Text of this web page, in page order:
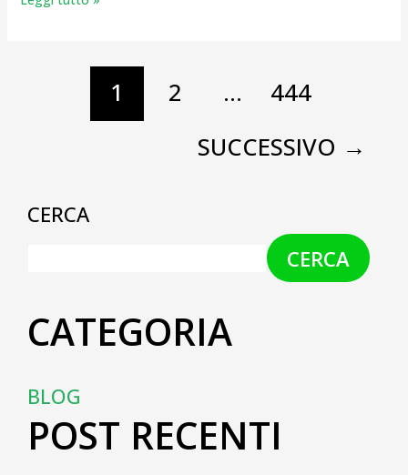
1 2 …
444
SUCCESSIVO →
CERCA
CERCA
CATEGORIA
BLOG
POST RECENTI